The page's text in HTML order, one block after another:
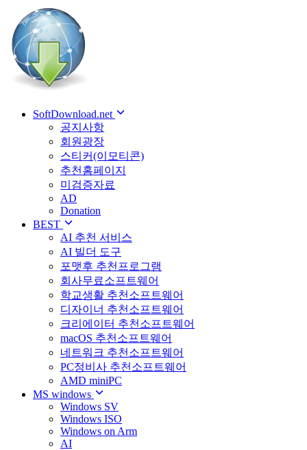
SoftDownload.net
공지사항
회원광장
스티커(이모티콘)
추천홈페이지
미검증자료
AD
Donation
BEST
AI 추천 서비스
AI 빌더 도구
포맷후 추천프로그램
회사무료소프트웨어
학교생활 추천소프트웨어
디자이너 추천소프트웨어
크리에이터 추천소프트웨어
macOS 추천소프트웨어
네트워크 추천소프트웨어
PC정비사 추천소프트웨어
AMD miniPC
MS windows
Windows SV
Windows ISO
Windows on Arm
AI